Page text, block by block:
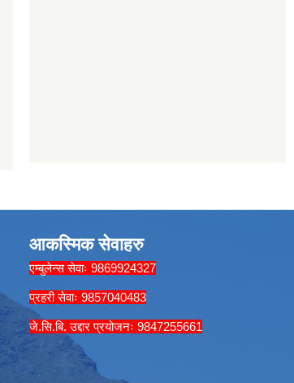
आकस्मिक सेवाहरु
एम्बुलेन्स सेवाः 9869924327
प्रहरी सेवाः 9857040483
जे.सि.बि. उद्दार प्रयोजनः 9847255661